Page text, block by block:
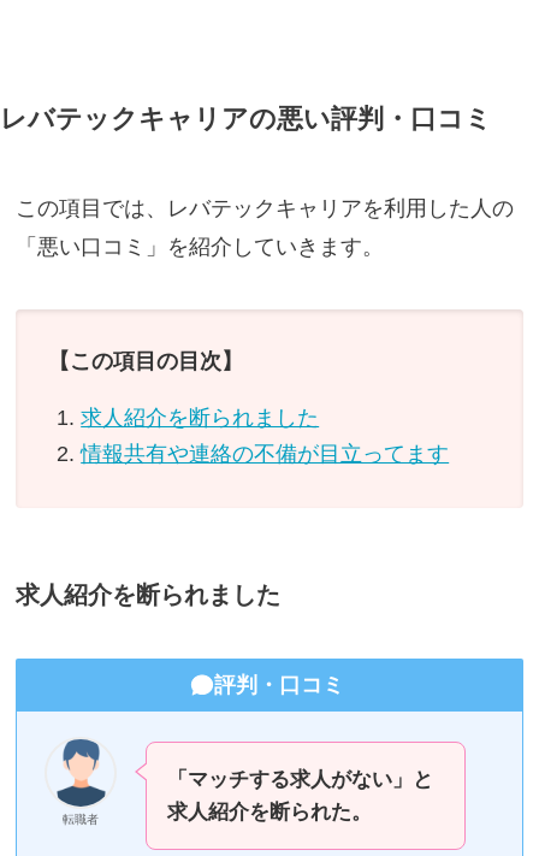
レバテックキャリアの悪い評判・口コミ
この項目では、レバテックキャリアを利用した人の
「悪い口コミ」を紹介していきます。
【この項目の目次】
求人紹介を断られました
情報共有や連絡の不備が目立ってます
求人紹介を断られました
評判・口コミ
転職者
「マッチする求人がない」と
求人紹介を断られた。